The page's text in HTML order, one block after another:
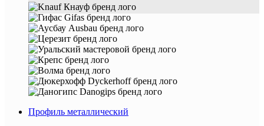
Профиль металлический